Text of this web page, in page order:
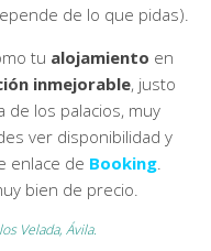
de lo que pidas).
tu alojamiento en
inmejorable, justo
de los palacios, muy
ver disponibilidad y
enlace de Booking
bien de precio.